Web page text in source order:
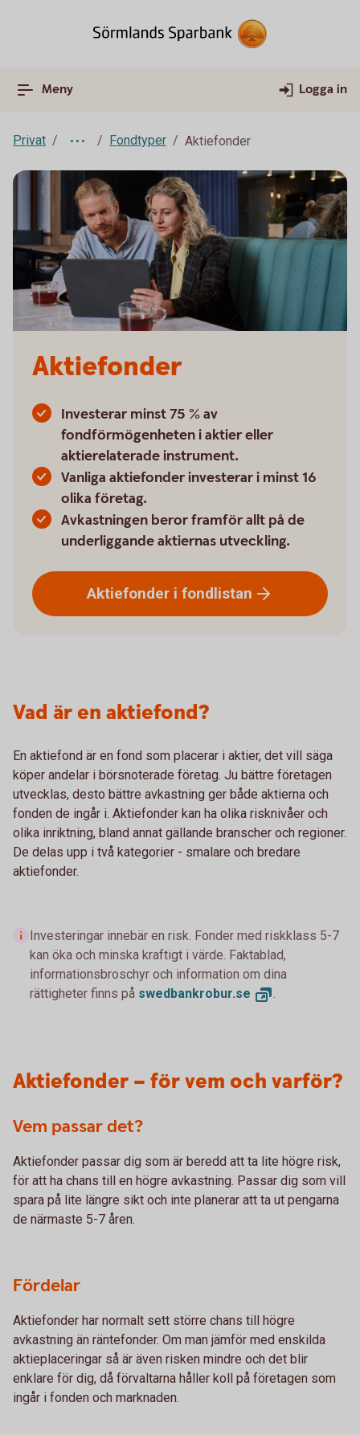
Meny Logga in
Privat Fondtyper Aktiefonder
Aktiefonder
Investerar minst 75 % av
fondförmögenheten i aktier eller
aktierelaterade instrument.
Vanliga aktiefonder investerar i minst 16
olika företag.
Avkastningen beror framför allt på de
underliggande aktiernas utveckling.
Aktiefonder i fondlistan
Vad är en aktiefond?
En aktiefond är en fond som placerar i aktier, det vill säga
köper andelar i börsnoterade företag. Ju bättre företagen
utvecklas, desto bättre avkastning ger både aktierna och
fonden de ingår i. Aktiefonder kan ha olika risknivåer och
olika inriktning, bland annat gällande branscher och regioner.
De delas upp i två kategorier - smalare och bredare
aktiefonder.
Investeringar innebär en risk. Fonder med riskklass 5-7
kan öka och minska kraftigt i värde. Faktablad,
informationsbroschyr och information om dina
rättigheter finns på swedbankrobur.se .
Aktiefonder – för vem och varför?
Vem passar det?
Aktiefonder passar dig som är beredd att ta lite högre risk,
för att ha chans till en högre avkastning. Passar dig som vill
spara på lite längre sikt och inte planerar att ta ut pengarna
de närmaste 5-7 åren.
Fördelar
Aktiefonder har normalt sett större chans till högre
avkastning än räntefonder. Om man jämför med enskilda
aktieplaceringar så är även risken mindre och det blir
enklare för dig, då förvaltarna håller koll på företagen som
ingår i fonden och marknaden.